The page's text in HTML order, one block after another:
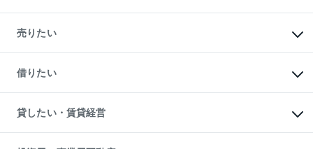
新築・分譲マンションの購入
中古マンションの購入
一戸建ての購入
中古一戸建ての購入
不動産購入の流れ
注目キーワード物件特集
購入ガイド
売りたい
一戸建ての売却・査定
土地の売却・査定
スピードAI査定
不動産査定について
不動産売却の流れ
借りたい
オフィス・店舗の賃貸
借りるときの流れ
借りるガイド
貸したい・賃貸経営